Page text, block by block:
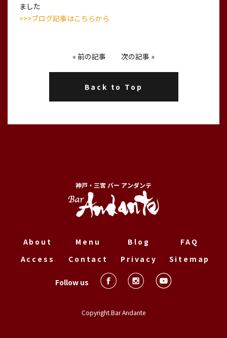
ました
>>>ブログ記事はこちらから
« 前の記事 次の記事 »
Back to Top
神戸・三宮 バー アンダンテ
About Menu Blog
FAQ
Access
Contact Privacy Sitemap
Follow us
Copyright.Bar Andante